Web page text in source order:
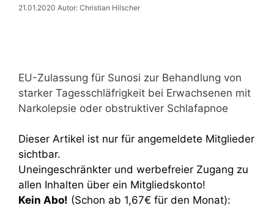
21.01.2020 Autor: Christian Hilscher
EU-Zulassung für Sunosi zur Behandlung von
starker Tagesschläfrigkeit bei Erwachsenen mit
Narkolepsie oder obstruktiver Schlafapnoe
Dieser Artikel ist nur für angemeldete Mitglieder
sichtbar.
Uneingeschränkter und werbefreier Zugang zu
allen Inhalten über ein Mitgliedskonto!
Kein Abo! (Schon ab 1,67€ für den Monat):